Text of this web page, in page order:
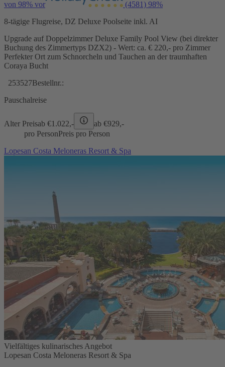
von 98% vor (4581) 98%
8-tägige Flugreise, DZ Deluxe Poolseite inkl. AI
Upgrade auf Doppelzimmer Deluxe Family Pool View (bei direkter
Buchung des Zimmertyps DZX2) - Wert: ca. € 220,- pro Zimmer
Perfekter Ort zum Schnorcheln und Tauchen an der traumhaften
Coraya Bucht
253527Bestellnr.:
Pauschalreise
Alter Preisab €1.022,- ab €929,-
pro PersonPreis pro Person
Lopesan Costa Meloneras Resort & Spa
Vielfältiges kulinarisches Angebot
Lopesan Costa Meloneras Resort & Spa